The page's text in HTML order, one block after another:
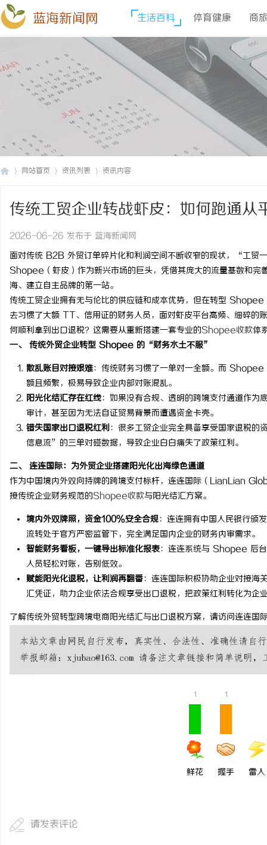
蓝海新闻网 生活百科 体育健康 商
网站首页 资讯列表 资讯内容
传统工贸企业转战虾皮：如何跑通从
2026-06-26 发布于 蓝海新闻网
面对传统 B2B 外贸订单碎片化和利润空间不断收窄的现状，“工贸
Shopee（虾皮）作为新兴市场的巨头，凭借其庞大的流量基数和
海、建立自主品牌的第一站。
传统工贸企业拥有无与伦比的供应链和成本优势，但在转型
去习惯了大额 TT、信用证的财务人员，面对虾皮平台高频、细碎的
何顺利拿到出口退税？这需要从重新搭建一套专业的Shopee收款体
一、 传统外贸企业转型 Shopee 的“财务水土不服”
散乱账目对接艰难：传统财务习惯了一单对一全额。而 Shopee
额且频繁，极易导致企业内部对账混乱。
阳光化结汇存在红线：如果没有合规、透明的跨境支付通道作为
审计，甚至因为无法自证贸易背景而遭遇资金卡壳。
错失国家出口退税红利：很多工贸企业完全具备享受国家退税
信息流”的三单对碰数据，导致企业白白痛失了政策红利。
二、 连连国际：为外贸企业搭建阳光化出海绿色通道
作为中国境内外双向持牌的跨境支付标杆，连连国际（LianLian
接传统企业财务规范的Shopee收款与阳光结汇方案。
境内外双牌照，资金100%安全合规：连连拥有中国人民银行颁
流转处于官方严密监管下，完全满足国内企业的财务内审需求。
智能财务看板，一键导出标准化报表：连连系统与 Shopee 后
人员轻松对账，告别低效。
赋能阳光化退税，让利润再翻番：连连国际积极协助企业对接海
汇凭证，助力企业依法合规享受出口退税，把政策红利转化为企
了解传统外贸转型跨境电商阳光结汇与出口退税方案，请访问连
1
鲜花
1
握手 雷人
请发表评论
如何选择福州私家侦探